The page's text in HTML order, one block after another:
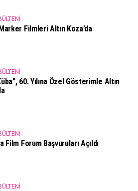
Filmleri Altın Koza’da
60. Yılına Özel Gösterimle Altın
Film Forum Başvuruları Açıldı